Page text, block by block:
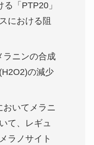
「PTP20」
における阻
ラニンの合成
の減少
おいてメラニ
て、レギュ
ラノサイト